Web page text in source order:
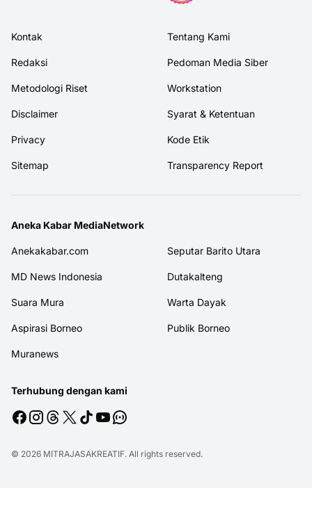
Kontak Tentang Kami
Redaksi Pedoman Media Siber
Metodologi Riset Workstation
Disclaimer Syarat & Ketentuan
Privacy Kode Etik
Sitemap Transparency Report
Aneka Kabar MediaNetwork
Anekakabar.com Seputar Barito Utara
MD News Indonesia Dutakalteng
Suara Mura Warta Dayak
Aspirasi Borneo Publik Borneo
Muranews
Terhubung dengan kami
© 2026 MITRAJASAKREATIF. All rights reserved.